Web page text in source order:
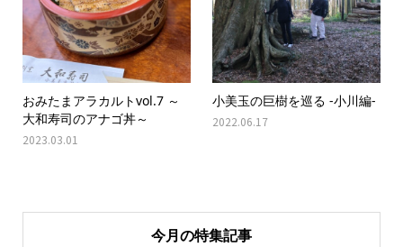
おみたまアラカルトvol.7 ～
大和寿司のアナゴ丼～
2023.03.01
小美玉の巨樹を巡る -小川編-
2022.06.17
今月の特集記事